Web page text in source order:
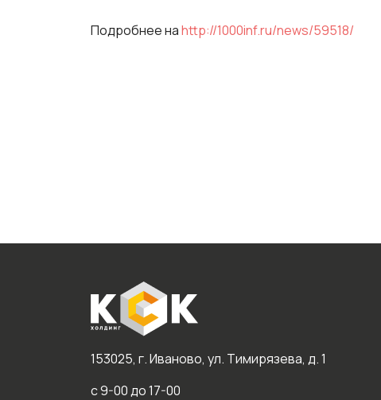
Подробнее наhttp://1000inf.ru/news/59518/
153025, г. Иваново, ул. Тимирязева, д. 1
с 9-00 до 17-00